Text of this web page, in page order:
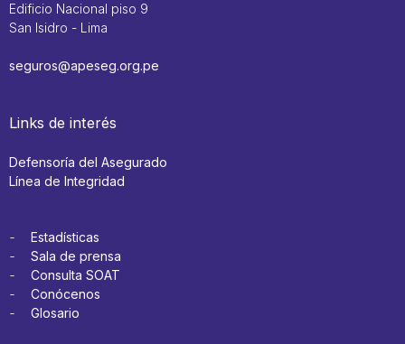
Edificio Nacional piso 9
San Isidro - Lima
seguros@apeseg.org.pe
Links de interés
Defensoría del Asegurado
Línea de Integridad
Estadísticas
Sala de prensa
Consulta SOAT
Conócenos
Glosario